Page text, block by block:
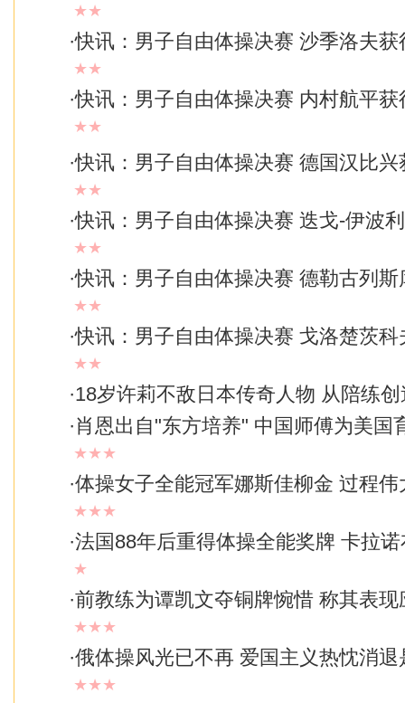
★★
·快讯：男子自由体操决赛 沙季洛夫获
★★
·快讯：男子自由体操决赛 内村航平获
★★
·快讯：男子自由体操决赛 德国汉比兴
★★
·快讯：男子自由体操决赛 迭戈-伊波
★★
·快讯：男子自由体操决赛 德勒古列斯
★★
·快讯：男子自由体操决赛 戈洛楚茨科
★★
·18岁许莉不敌日本传奇人物 从陪练
·肖恩出自"东方培养" 中国师傅为美国
★★★
·体操女子全能冠军娜斯佳柳金 过程伟
★★★
·法国88年后重得体操全能奖牌 卡拉
★
·前教练为谭凯文夺铜牌惋惜 称其表现
★★★
·俄体操风光已不再 爱国主义热忱消退
★★★